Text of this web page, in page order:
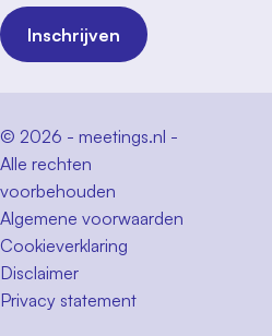
Inschrijven
© 2026 - meetings.nl -
Alle rechten
voorbehouden
Algemene voorwaarden
Cookieverklaring
Disclaimer
Privacy statement